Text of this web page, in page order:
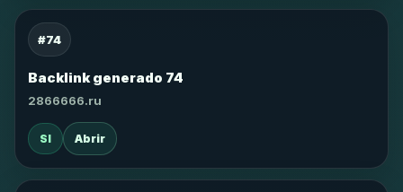
#74
Backlink generado 74
2866666.ru
SI Abrir